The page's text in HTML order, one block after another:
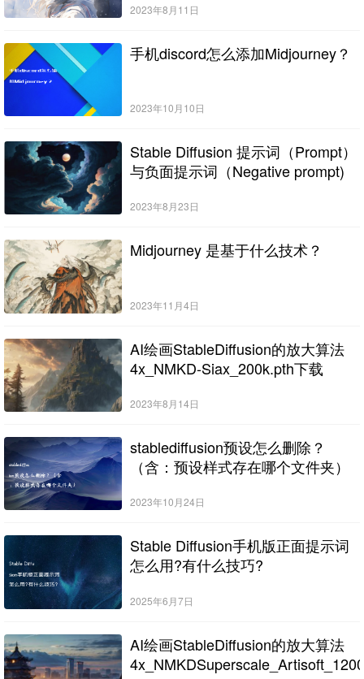
2023年8月11日
手机discord怎么添加Midjourney？
2023年10月10日
Stable Diffusion 提示词（Prompt）
与负面提示词（Negative prompt)
2023年8月23日
Midjourney 是基于什么技术？
2023年11月4日
AI绘画StableDiffusion的放大算法
4x_NMKD-Siax_200k.pth下载
2023年8月14日
stablediffusion预设怎么删除？
（含：预设样式存在哪个文件夹）
2023年10月24日
Stable Diffusion手机版正面提示词
怎么用?有什么技巧?
2025年6月7日
AI绘画StableDiffusion的放大算法